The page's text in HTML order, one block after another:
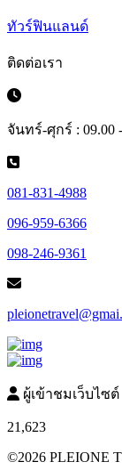
ทัวร์ฟินแลนด์
ติดต่อเรา
จันทร์-ศุกร์ : 09.00
081-831-4988
096-959-6366
098-246-9361
ผู้เข้าชมเว็บไซต์
21,623
©2026 PLEIONE